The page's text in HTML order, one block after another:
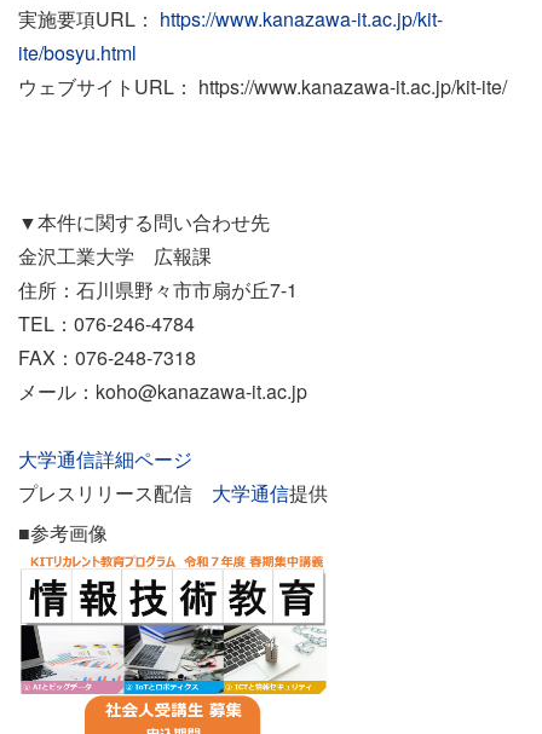
実施要項URL： https://www.kanazawa-it.ac.jp/kit-
ite/bosyu.html
ウェブサイトURL： https://www.kanazawa-it.ac.jp/kit-ite/
▼本件に関する問い合わせ先
金沢工業大学 広報課
住所：石川県野々市市扇が丘7-1
TEL：076-246-4784
FAX：076-248-7318
メール：koho@kanazawa-it.ac.jp
大学通信詳細ページ
プレスリリース配信 大学通信提供
■参考画像